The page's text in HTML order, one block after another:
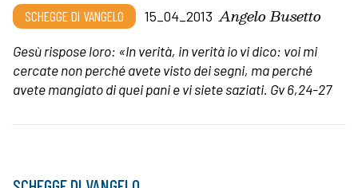
SCHEGGE DI VANGELO 15_04_2013 Angelo Busetto
Gesù rispose loro: «In verità, in verità io vi dico: voi mi
cercate non perché avete visto dei segni, ma perché
avete mangiato di quei pani e vi siete saziati. Gv 6,24-27